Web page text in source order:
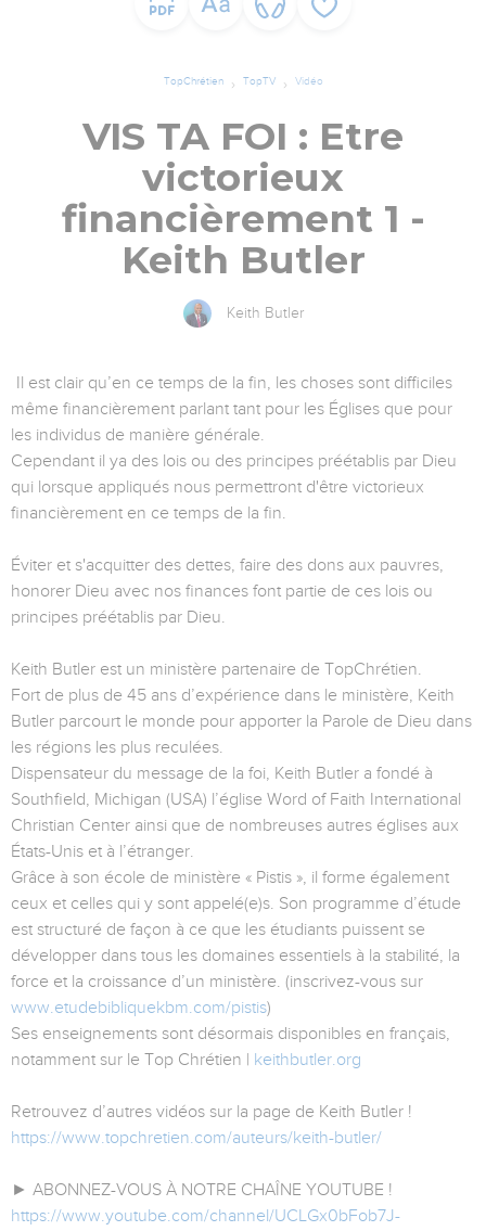
TopChrétien TopTV Vidéo
VIS TA FOI : Etre
victorieux
financièrement 1 -
Keith Butler
Keith Butler
Il est clair qu’en ce temps de la fin, les choses sont difficiles
même financièrement parlant tant pour les Églises que pour
les individus de manière générale.
Cependant il ya des lois ou des principes préétablis par Dieu
qui lorsque appliqués nous permettront d'être victorieux
financièrement en ce temps de la fin.
Éviter et s'acquitter des dettes, faire des dons aux pauvres,
honorer Dieu avec nos finances font partie de ces lois ou
principes préétablis par Dieu.
Keith Butler est un ministère partenaire de TopChrétien.
Fort de plus de 45 ans d’expérience dans le ministère, Keith
Butler parcourt le monde pour apporter la Parole de Dieu dans
les régions les plus reculées.
Dispensateur du message de la foi, Keith Butler a fondé à
Southfield, Michigan (USA) l’église Word of Faith International
Christian Center ainsi que de nombreuses autres églises aux
États-Unis et à l’étranger.
Grâce à son école de ministère « Pistis », il forme également
ceux et celles qui y sont appelé(e)s. Son programme d’étude
est structuré de façon à ce que les étudiants puissent se
développer dans tous les domaines essentiels à la stabilité, la
force et la croissance d’un ministère. (inscrivez-vous sur
www.etudebibliquekbm.com/pistis)
Ses enseignements sont désormais disponibles en français,
notamment sur le Top Chrétien | keithbutler.org
Retrouvez d’autres vidéos sur la page de Keith Butler !
https://www.topchretien.com/auteurs/keith-butler/
► ABONNEZ-VOUS À NOTRE CHAÎNE YOUTUBE !
https://www.youtube.com/channel/UCLGx0bFob7J-